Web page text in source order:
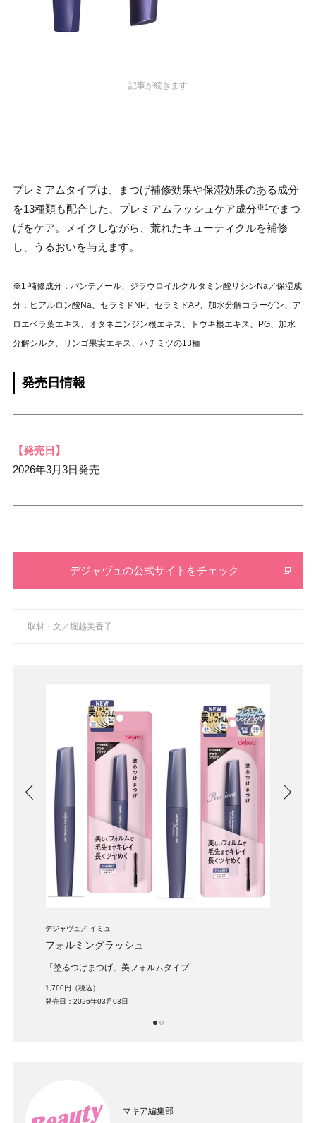
記事が続きます
プレミアムタイプは、まつげ補修効果や保湿効果のある成分
を13種類も配合した、プレミアムラッシュケア成分※1 でまつ
げをケア。メイクしながら、荒れたキューティクルを補修
し、うるおいを与えます。
※1 補修成分：パンテノール、ジラウロイルグルタミン酸リシンNa／保湿成
分：ヒアルロン酸Na、セラミドNP、セラミドAP、加水分解コラーゲン、ア
ロエベラ葉エキス、オタネニンジン根エキス、トウキ根エキス、PG、加水
分解シルク、リンゴ果実エキス、ハチミツの13種
発売日情報
【発売日】
2026年3月3日発売
デジャヴュの公式サイトをチェック
取材・文／堀越美香子
デジャヴュ イミュ
フォルミングラッシュ
「塗るつけまつげ」美フォルムタイプ
1,760円（税込）
発売日：2026年03月03日
マキア編集部